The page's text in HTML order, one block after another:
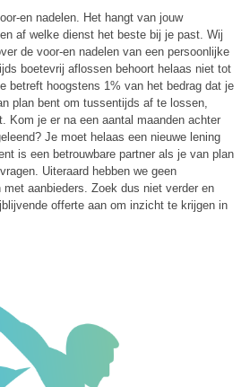
en nadelen. Het hangt van jouw
af welke dienst het beste bij je past. Wij
de voor-en nadelen van een persoonlijke
boetevrij aflossen behoort helaas niet tot
betreft hoogstens 1% van het bedrag dat je
plan bent om tussentijds af te lossen,
Kom je er na een aantal maanden achter
Je moet helaas een nieuwe lening
is een betrouwbare partner als je van plan
Uiteraard hebben we geen
aanbieders. Zoek dus niet verder en
offerte aan om inzicht te krijgen in